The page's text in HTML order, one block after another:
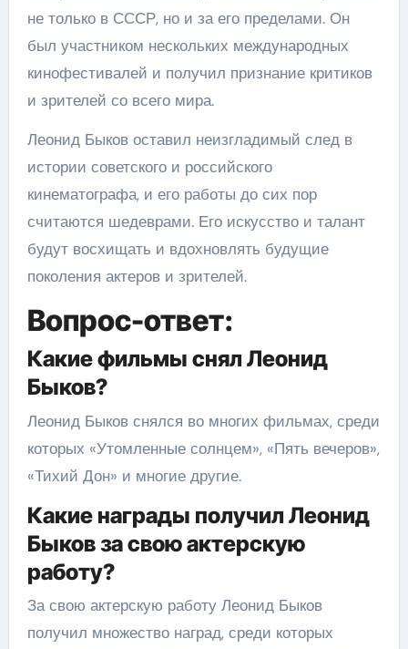
не только в СССР, но и за его пределами. Он
был участником нескольких международных
кинофестивалей и получил признание критиков
и зрителей со всего мира.
Леонид Быков оставил неизгладимый след в
истории советского и российского
кинематографа, и его работы до сих пор
считаются шедеврами. Его искусство и талант
будут восхищать и вдохновлять будущие
поколения актеров и зрителей.
Вопрос-ответ:
Какие фильмы снял Леонид
Быков?
Леонид Быков снялся во многих фильмах, среди
которых «Утомленные солнцем», «Пять вечеров»,
«Тихий Дон» и многие другие.
Какие награды получил Леонид
Быков за свою актерскую
работу?
За свою актерскую работу Леонид Быков
получил множество наград, среди которых